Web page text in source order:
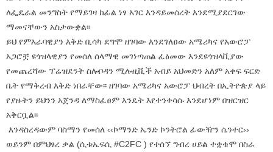
ለፌዴራል መንግስት የማይገዛ ከፊል ነፃ አገር እንዳይመሰረት እንደሚያደርገው
ማመናቸውን አስታውቋል፡፡
ይህ የምእራባዊያን እቅድ ቢሳካ ደግሞ ዘገባው እንደገለፀው አሜሪካና የአውሮፓ
አጋሮቿ ዩጎዝላዊያን የመሰለ ሰላማዊ መገነጣጠል ፈፅመው እንደዩጎዝላቪያው
የመጨረሻው ፕሬዝደንት ስሎቦዳን ሚሎዚቪች አብይ አህመድን አለም አቀፍ ፍርድ
ቤት የማቅረብ እቅድ ነበራቸው፡፡ ዘገባው አሜሪካና አውሮፓ ህብረት በኢትዮጵያ ላይ
የያዙትን ይህንን አጀንዳ ለማስፈፀም እንዴት እየተንቀሳሱ እንደሆነም በዝርዝር
አቅርቧል፡፡
እንዳስረዳውም ባስማን የመሰለ ‹‹ኮማንድ ኤንድ ኮንትሮል ፊውዥን ሴንተር››
ወይንም በምህፃረ ቃል (ሲቱኤፍሲ #C2FC ) የተሰኘ ግብረ ሀይል ተቋቁሞ በስራ